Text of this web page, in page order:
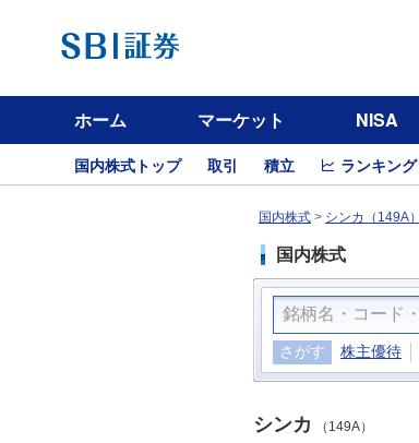
ホーム マーケット NISA
国内株式トップ 取引 積立 ランキング
国内株式 > シンカ（149A）
国内株式
さがす 株主優待
シンカ （149A）